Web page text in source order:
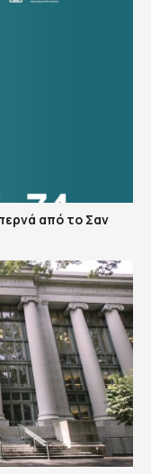
από το Σαν